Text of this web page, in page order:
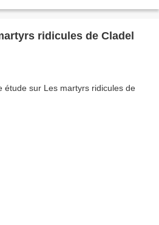
ridicules de Cladel